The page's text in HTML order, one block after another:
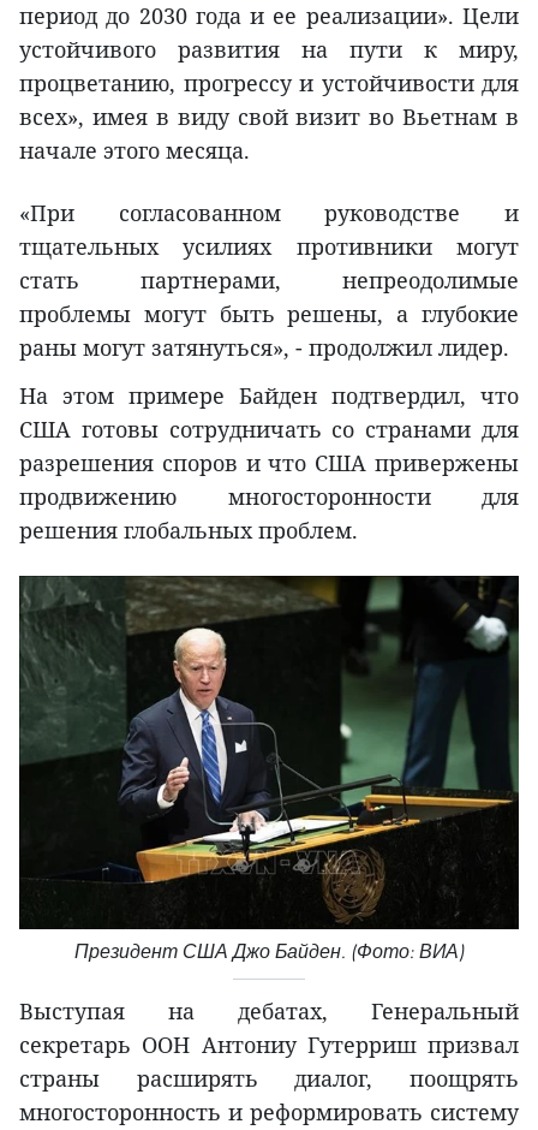
период до 2030 года и ее реализации». Цели
устойчивого развития на пути к миру,
процветанию, прогрессу и устойчивости для
всех», имея в виду свой визит во Вьетнам в
начале этого месяца.
«При согласованном руководстве и
тщательных усилиях противники могут
стать партнерами, непреодолимые
проблемы могут быть решены, а глубокие
раны могут затянуться», - продолжил лидер.
На этом примере Байден подтвердил, что
США готовы сотрудничать со странами для
разрешения споров и что США привержены
продвижению многосторонности для
решения глобальных проблем.
Президент США Джо Байден. (Фото: ВИА)
Выступая на дебатах, Генеральный
секретарь ООН Антониу Гутерриш призвал
страны расширять диалог, поощрять
многосторонность и реформировать систему